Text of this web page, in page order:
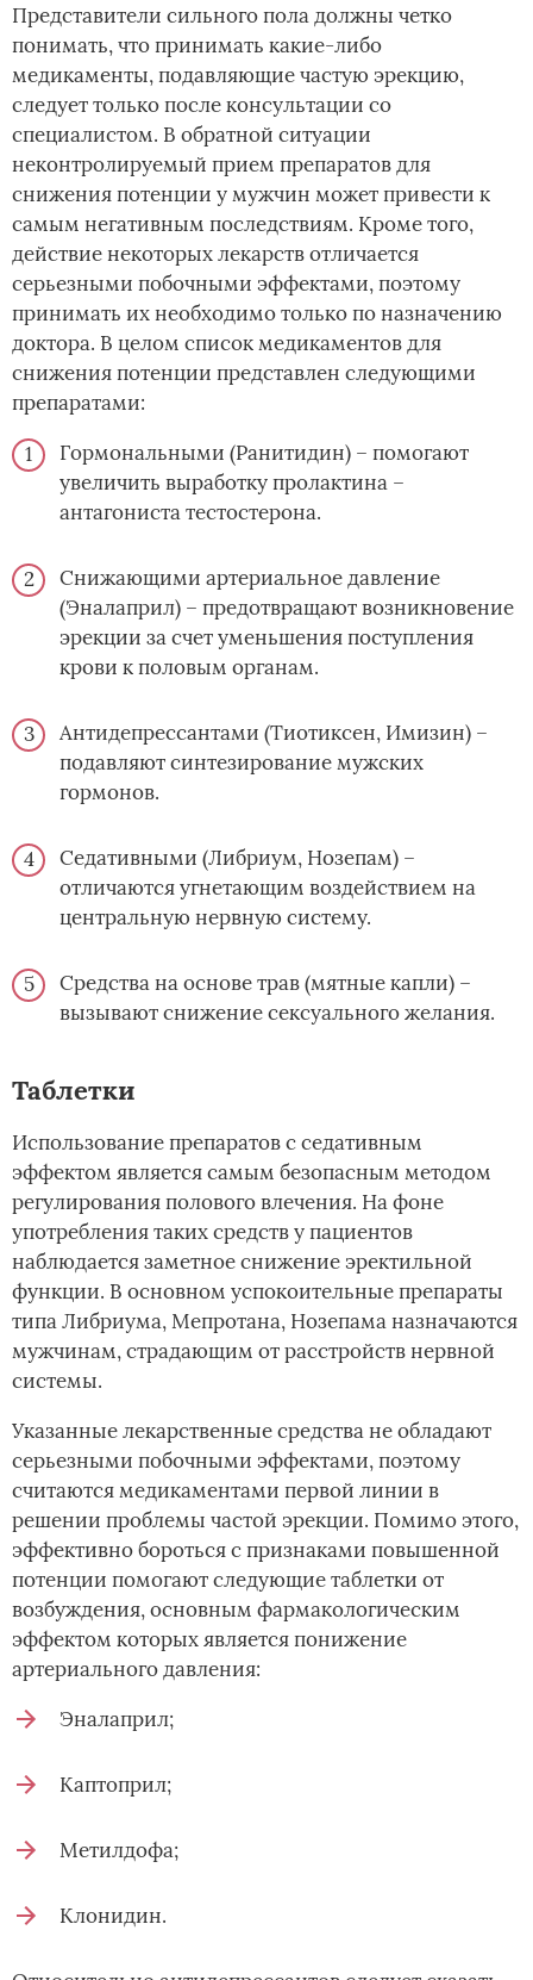
Представители сильного пола должны четко
понимать, что принимать какие-либо
медикаменты, подавляющие частую эрекцию,
следует только после консультации со
специалистом. В обратной ситуации
неконтролируемый прием препаратов для
снижения потенции у мужчин может привести к
самым негативным последствиям. Кроме того,
действие некоторых лекарств отличается
серьезными побочными эффектами, поэтому
принимать их необходимо только по назначению
доктора. В целом список медикаментов для
снижения потенции представлен следующими
препаратами:
Гормональными (Ранитидин) – помогают
увеличить выработку пролактина –
антагониста тестостерона.
Снижающими артериальное давление
(Эналаприл) – предотвращают возникновение
эрекции за счет уменьшения поступления
крови к половым органам.
Антидепрессантами (Тиотиксен, Имизин) –
подавляют синтезирование мужских
гормонов.
Седативными (Либриум, Нозепам) –
отличаются угнетающим воздействием на
центральную нервную систему.
Средства на основе трав (мятные капли) –
вызывают снижение сексуального желания.
Таблетки
Использование препаратов с седативным
эффектом является самым безопасным методом
регулирования полового влечения. На фоне
употребления таких средств у пациентов
наблюдается заметное снижение эректильной
функции. В основном успокоительные препараты
типа Либриума, Мепротана, Нозепама назначаются
мужчинам, страдающим от расстройств нервной
системы.
Указанные лекарственные средства не обладают
серьезными побочными эффектами, поэтому
считаются медикаментами первой линии в
решении проблемы частой эрекции. Помимо этого,
эффективно бороться с признаками повышенной
потенции помогают следующие таблетки от
возбуждения, основным фармакологическим
эффектом которых является понижение
артериального давления:
Эналаприл;
Каптоприл;
Метилдофа;
Клонидин.